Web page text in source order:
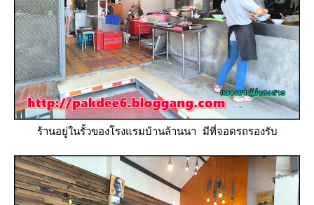
ร้านอยู่ในรั้วของโรงแรมบ้านล้านนา มีที่จอดรถรองรับ